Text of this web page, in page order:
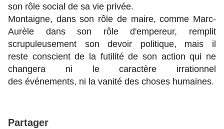
son rôle social de sa vie privée.
Montaigne, dans son rôle de maire, comme Marc-
Aurèle dans son rôle d'empereur, remplit
scrupuleusement son devoir politique, mais il
reste conscient de la futilité de son action qui ne
changera ni le caractère irrationnel
des événements, ni la vanité des choses humaines.
Partager